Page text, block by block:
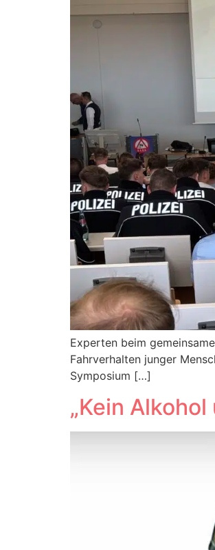
Experten beim
Fahrverhalten junger
Symposium […]
„Kein